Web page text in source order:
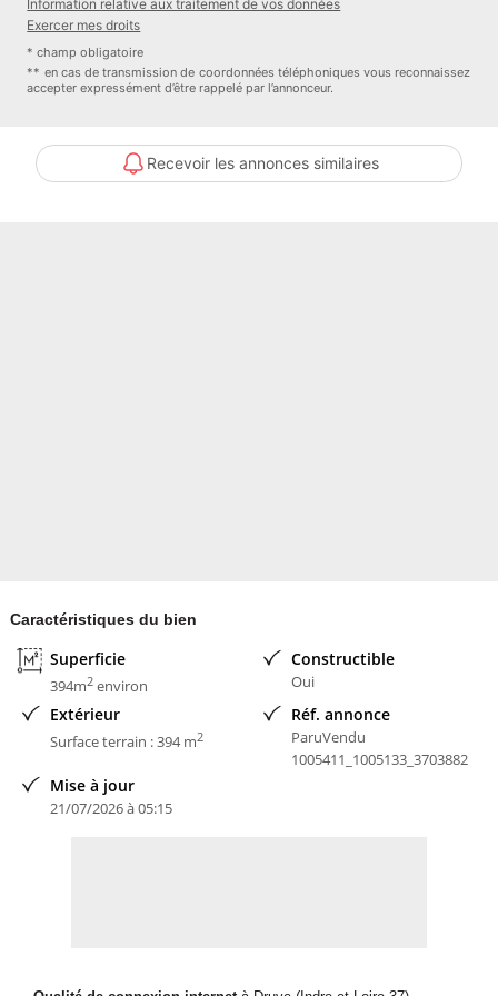
CONSTRUCTIONS IDEALE DEMEURE 2 rue Thérèse et René
Planiol 37540 Saint-Cyr-sur-Loire
Référence : SD2465155
Contacter l'annonceur
Information relative aux traitement de vos données
Exercer mes droits
* champ obligatoire
** en cas de transmission de coordonnées téléphoniques vous reconnaissez
accepter expressément d’être rappelé par l’annonceur.
Recevoir les annonces similaires
Caractéristiques du bien
Superficie
394m2environ
Constructible
Oui
Extérieur
Surface terrain : 394 m2
Réf. annonce
ParuVendu
1005411_1005133_3703882
Mise à jour
21/07/2026 à 05:15